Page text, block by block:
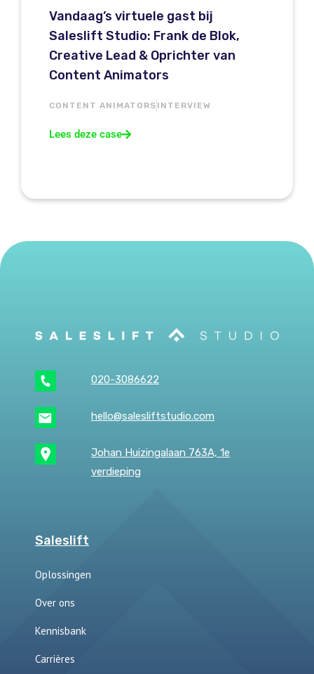
Vandaag’s virtuele gast bij
Saleslift Studio: Frank de Blok,
Creative Lead & Oprichter van
Content Animators
CONTENT ANIMATORS INTERVIEW
Lees deze case
020-3086622
hello@salesliftstudio.com
Johan Huizingalaan 763A, 1e
verdieping
Saleslift
Oplossingen
Over ons
Kennisbank
Carrières